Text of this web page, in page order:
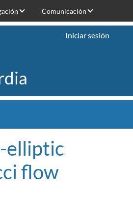
Comunicación
Iniciar sesión
elliptic
flow